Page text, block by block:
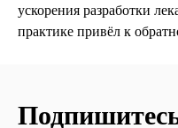
ускорения разработки
практике привёл к